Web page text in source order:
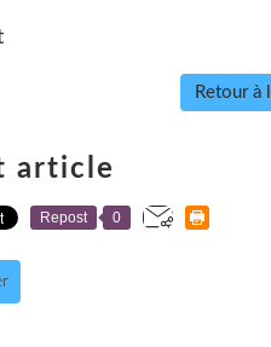
Retour à
article
Repost 0